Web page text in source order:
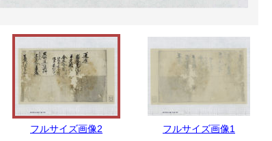
フルサイズ画像2 フルサイズ画像1